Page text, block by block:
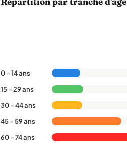
0 – 14 ans
15 – 29 ans
30 – 44 ans
45 – 59 ans
60 – 74 ans